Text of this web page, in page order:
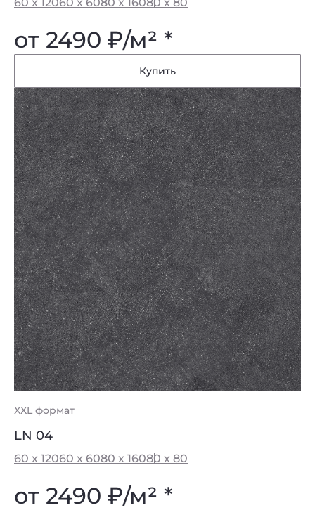
от 2490 ₽/м² *
Купить
XXL формат
LN 04
60 x 12060 x 6080 x 16080 x 80
от 2490 ₽/м² *